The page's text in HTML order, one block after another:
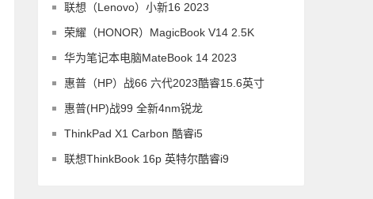
联想（Lenovo）小新16 2023
荣耀（HONOR）MagicBook V14 2.5K
华为笔记本电脑MateBook 14 2023
惠普（HP）战66 六代2023酷睿15.6英寸
惠普(HP)战99 全新4nm锐龙
ThinkPad X1 Carbon 酷睿i5
联想ThinkBook 16p 英特尔酷睿i9